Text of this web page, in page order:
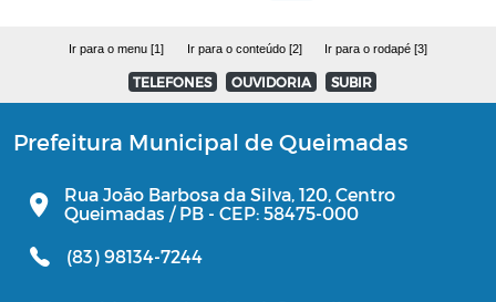
Ir para o menu [1] Ir para o conteúdo [2] Ir para o rodapé [3]
TELEFONES OUVIDORIA SUBIR
Prefeitura Municipal de Queimadas
Rua João Barbosa da Silva, 120, Centro
Queimadas / PB - CEP: 58475-000
(83) 98134-7244